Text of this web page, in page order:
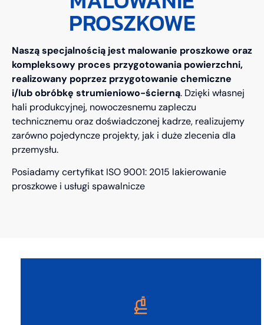
PROSZKOWE
Naszą specjalnością jest malowanie proszkowe oraz
kompleksowy proces przygotowania powierzchni,
realizowany poprzez przygotowanie chemiczne
i/lub obróbkę strumieniowo-ścierną. Dzięki własnej
hali produkcyjnej, nowoczesnemu zapleczu
technicznemu oraz doświadczonej kadrze, realizujemy
zarówno pojedyncze projekty, jak i duże zlecenia dla
przemysłu.
Posiadamy certyfikat ISO 9001: 2015 lakierowanie
proszkowe i usługi spawalnicze